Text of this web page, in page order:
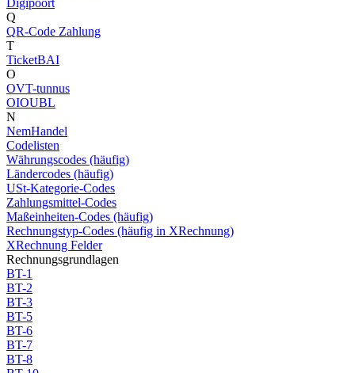
Digipoort
Q
QR-Code Zahlung
T
TicketBAI
O
OVT-tunnus
OIOUBL
N
NemHandel
Codelisten
Währungscodes (häufig)
Ländercodes (häufig)
USt-Kategorie-Codes
Zahlungsmittel-Codes
Maßeinheiten-Codes (häufig)
Rechnungstyp-Codes (häufig in XRechnung)
XRechnung Felder
Rechnungsgrundlagen
BT-1
BT-2
BT-3
BT-5
BT-6
BT-7
BT-8